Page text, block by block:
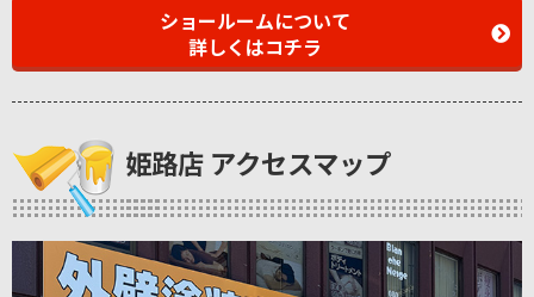
ショールームについて
詳しくはコチラ
姫路店 アクセスマップ